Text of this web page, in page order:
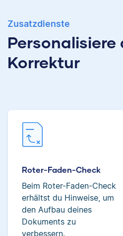
Zusatzdienste
Personalisiere
Korrektur
Roter-Faden-Check
Beim Roter-Faden-Check
erhältst du Hinweise, um
den Aufbau deines
Dokuments zu
verbessern.
besonders, Einblicke in
völlig verschiedene
erhalten und
Texte helfen zu
Albert